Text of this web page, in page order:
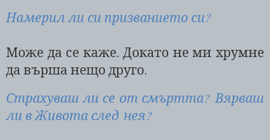
Намерил ли си призванието си?
Може да се каже. Докато не ми хрумне
да върша нещо друго.
Страхуваш ли се от смъртта? Вярваш
ли в Живота след нея?